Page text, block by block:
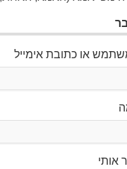
או כתובת אימייל
אותי